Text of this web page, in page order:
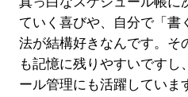
ていく喜びや、自分で「書
法が結構好きなんです。そ
も記憶に残りやすいですし
ール管理にも活躍していま